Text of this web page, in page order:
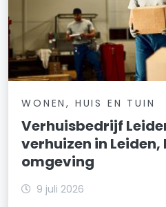
WONEN, HUIS EN TUIN
Verhuisbedrijf
verhuizen in Leiden,
omgeving
9 juli 2026